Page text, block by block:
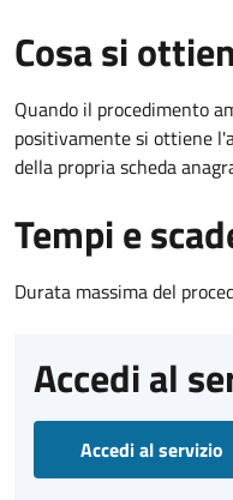
Cosa si
Quando il procedimento
positivamente si ottiene
della propria scheda
Tempi e
Durata massima del
Accedi al
Accedi al servizio